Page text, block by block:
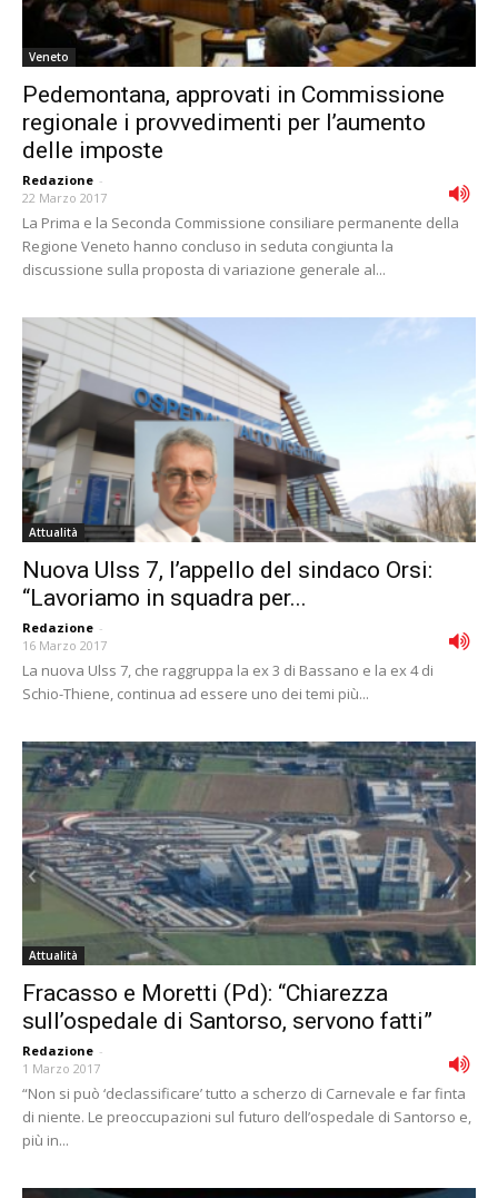
Veneto
Pedemontana, approvati in Commissione
regionale i provvedimenti per l’aumento
delle imposte
Redazione -
22 Marzo 2017
La Prima e la Seconda Commissione consiliare permanente della
Regione Veneto hanno concluso in seduta congiunta la
discussione sulla proposta di variazione generale al...
Attualità
Nuova Ulss 7, l’appello del sindaco Orsi:
“Lavoriamo in squadra per...
Redazione -
16 Marzo 2017
La nuova Ulss 7, che raggruppa la ex 3 di Bassano e la ex 4 di
Schio-Thiene, continua ad essere uno dei temi più...
Attualità
Fracasso e Moretti (Pd): “Chiarezza
sull’ospedale di Santorso, servono fatti”
Redazione -
1 Marzo 2017
“Non si può ‘declassificare’ tutto a scherzo di Carnevale e far finta
di niente. Le preoccupazioni sul futuro dell’ospedale di Santorso e,
più in...